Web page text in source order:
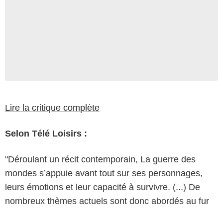
Lire la critique complète
Selon Télé Loisirs :
"Déroulant un ­récit contemporain, La guerre des
mondes s’appuie avant tout sur ses personnages,
leurs émotions et leur capacité à survivre. (...) De
nombreux thèmes actuels sont donc abordés au fur